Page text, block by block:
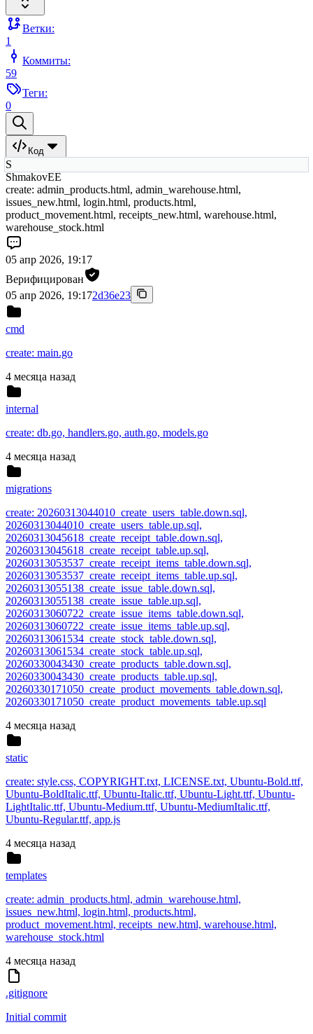
Ветки:
1
Коммиты:
59
Теги:
0
Код
S
ShmakovEE
create: admin_products.html, admin_warehouse.html,
issues_new.html, login.html, products.html,
product_movement.html, receipts_new.html, warehouse.html,
warehouse_stock.html
05 апр 2026, 19:17
Верифицирован
05 апр 2026, 19:172d36e23
cmd
create: main.go
4 месяца назад
internal
create: db.go, handlers.go, auth.go, models.go
4 месяца назад
migrations
create: 20260313044010_create_users_table.down.sql,
20260313044010_create_users_table.up.sql,
20260313045618_create_receipt_table.down.sql,
20260313045618_create_receipt_table.up.sql,
20260313053537_create_receipt_items_table.down.sql,
20260313053537_create_receipt_items_table.up.sql,
20260313055138_create_issue_table.down.sql,
20260313055138_create_issue_table.up.sql,
20260313060722_create_issue_items_table.down.sql,
20260313060722_create_issue_items_table.up.sql,
20260313061534_create_stock_table.down.sql,
20260313061534_create_stock_table.up.sql,
20260330043430_create_products_table.down.sql,
20260330043430_create_products_table.up.sql,
20260330171050_create_product_movements_table.down.sql,
20260330171050_create_product_movements_table.up.sql
4 месяца назад
static
create: style.css, COPYRIGHT.txt, LICENSE.txt, Ubuntu-Bold.ttf,
Ubuntu-BoldItalic.ttf, Ubuntu-Italic.ttf, Ubuntu-Light.ttf, Ubuntu-
LightItalic.ttf, Ubuntu-Medium.ttf, Ubuntu-MediumItalic.ttf,
Ubuntu-Regular.ttf, app.js
4 месяца назад
templates
create: admin_products.html, admin_warehouse.html,
issues_new.html, login.html, products.html,
product_movement.html, receipts_new.html, warehouse.html,
warehouse_stock.html
4 месяца назад
.gitignore
Initial commit